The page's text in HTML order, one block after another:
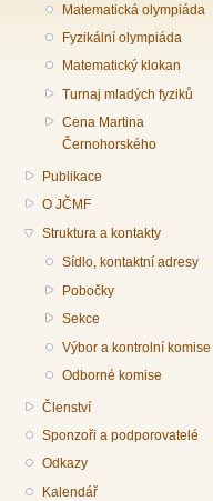
Matematická olympiáda
Fyzikální olympiáda
Matematický klokan
Turnaj mladých fyziků
Cena Martina
Černohorského
Publikace
O JČMF
Struktura a kontakty
Sídlo, kontaktní adresy
Pobočky
Sekce
Výbor a kontrolní komise
Odborné komise
Členství
Sponzoři a podporovatelé
Odkazy
Kalendář